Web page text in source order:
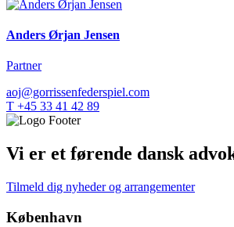
Anders Ørjan Jensen
Partner
aoj@gorrissenfederspiel.com
T +45 33 41 42 89
Vi er et førende dansk
Tilmeld dig nyheder og arrangementer
København